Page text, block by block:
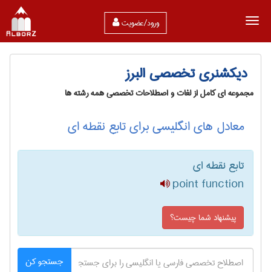
ورود/عضویت
دیکشنری تخصصی البرز
مجموعه ای کامل از لغات و اصطلاحات تخصصی همه رشته ها
معادل های انگلیسی برای تابع نقطه ای
تابع نقطه ای
point function
پیشنهاد شما چیست؟
جستجو کن